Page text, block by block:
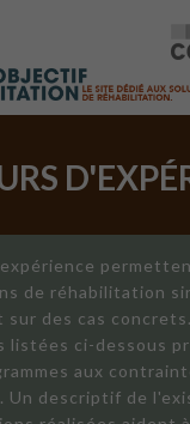
de réhabilitation
sur des cas
listées ci-dessous
aux
Un descriptif de